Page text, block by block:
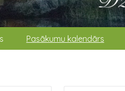
Pasākumu kalendārs